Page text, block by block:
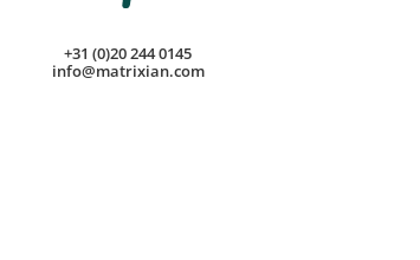
+31 (0)20 244 0145
info@matrixian.com